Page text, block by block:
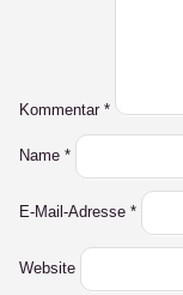
Kommentar *
Name *
E-Mail-Adresse *
Website